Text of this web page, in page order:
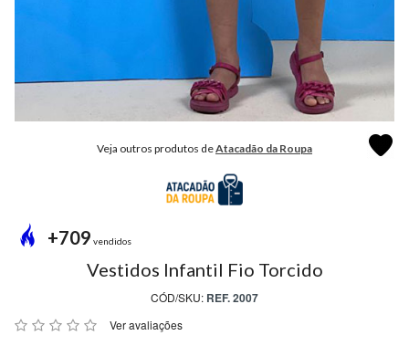
PREÇO
ÚNICO
Veja outros produtos deAtacadão da Roupa
+709 vendidos
Vestidos Infantil Fio Torcido
CÓD/SKU: REF. 2007
Ver avaliações